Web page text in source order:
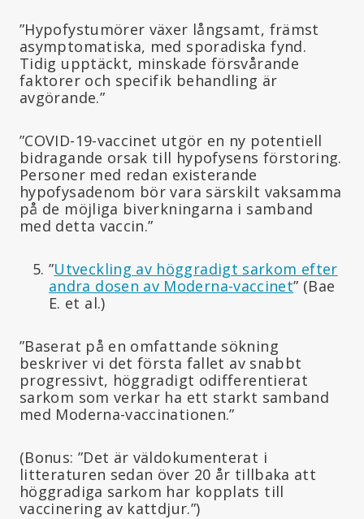
”Hypofystumörer växer långsamt, främst
asymptomatiska, med sporadiska fynd.
Tidig upptäckt, minskade försvårande
faktorer och specifik behandling är
avgörande.”
”COVID-19-vaccinet utgör en ny potentiell
bidragande orsak till hypofysens förstoring.
Personer med redan existerande
hypofysadenom bör vara särskilt vaksamma
på de möjliga biverkningarna i samband
med detta vaccin.”
”Utveckling av höggradigt sarkom efter
andra dosen av Moderna-vaccinet” (Bae
E. et al.)
”Baserat på en omfattande sökning
beskriver vi det första fallet av snabbt
progressivt, höggradigt odifferentierat
sarkom som verkar ha ett starkt samband
med Moderna-vaccinationen.”
(Bonus: ”Det är väldokumenterat i
litteraturen sedan över 20 år tillbaka att
höggradiga sarkom har kopplats till
vaccinering av kattdjur.”)